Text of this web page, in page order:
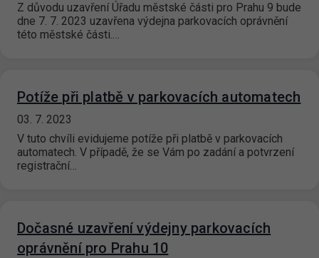
Z důvodu uzavření Úřadu městské části pro Prahu 9 bude
dne 7. 7. 2023 uzavřena výdejna parkovacích oprávnění
této městské části.…
Potíže při platbě v parkovacích automatech
03. 7. 2023
V tuto chvíli evidujeme potíže při platbě v parkovacích
automatech. V případě, že se Vám po zadání a potvrzení
registrační…
Dočasné uzavření výdejny parkovacích
oprávnění pro Prahu 10